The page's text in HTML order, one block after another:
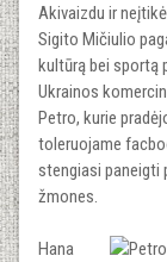
Akivaizdu ir
Sigito Mičiulio
kultūrą bei sportą
Ukrainos
Petro, kurie
toleruojame
stengiasi paneigti
žmones.
Hana